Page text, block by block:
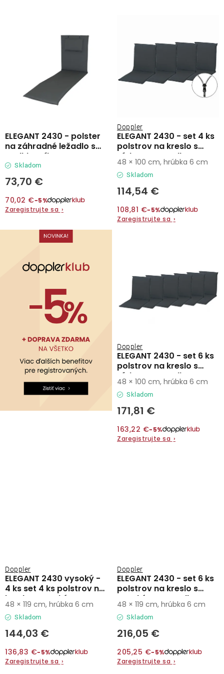
Dáždniky
Gastro produkty
v
o
k
t
o
v
ELEGANT 2430 - polster
na záhradné ležadlo s
podhlavníkom
Skladom
73,70 €
70,02 €−5%
Zaregistrujte sa ›
ELEGANT 2430 - set 4 ks
polstrov na kreslo s
nízkym operadlom
Doppler
Skladom
114,54 €
108,81 €−5%
Zaregistrujte sa ›
48 × 100 cm, hrúbka 6 cm
ELEGANT 2430 - set 6 ks
polstrov na kreslo s
nízkym operadlom
Doppler
Skladom
171,81 €
163,22 €−5%
Zaregistrujte sa ›
48 × 100 cm, hrúbka 6 cm
ELEGANT 2430 vysoký -
4 ks set 4 ks polstrov na
kreslo s vysokým
operadlom
Doppler
Skladom
144,03 €
136,83 €−5%
Zaregistrujte sa ›
48 × 119 cm, hrúbka 6 cm
ELEGANT 2430 - set 6 ks
polstrov na kreslo s
vysokým operadlom
Doppler
Skladom
216,05 €
205,25 €−5%
Zaregistrujte sa ›
48 × 119 cm, hrúbka 6 cm